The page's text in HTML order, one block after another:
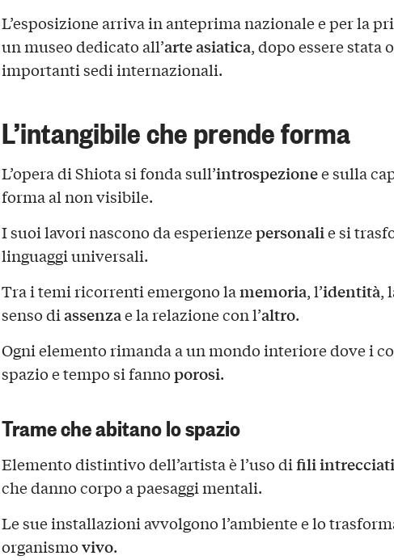
L’esposizione arriva in anteprima nazionale e per la
un museo dedicato all’arte asiatica, dopo essere stata
importanti sedi internazionali.
L’intangibile che prende forma
L’opera di Shiota si fonda sull’introspezionee sulla
forma al non visibile.
I suoi lavori nascono da esperienzepersonalie si
linguaggi universali.
Tra i temi ricorrenti emergono lamemoria, l’identità,
senso diassenzae la relazione con l’altro.
Ogni elemento rimanda a un mondo interiore dove i
spazio e tempo si fannoporosi.
Trame che abitano lo spazio
Elemento distintivo dell’artista è l’uso difili intrecciati
che danno corpo a paesaggi mentali.
Le sue installazioni avvolgono l’ambiente e lo
organismovivo.